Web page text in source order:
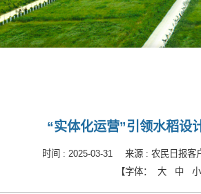
“实体化运营”引领水稻设
时间 : 2025-03-31 来源 : 农民日报客
【字体：
大 中 小